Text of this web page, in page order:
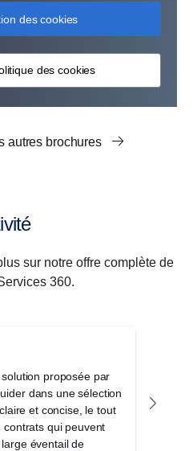
et le suivi de l'état de
dans les informations du
événements). Les
sont partagées selon la
minute.
des batteries dans les
Connaître
en temps et en distance,
vous permet de
déplacements.
des cookies
des cookies
autres brochures
sur notre offre complète de
360.
proposée par
dans une sélection
et concise, le tout
qui peuvent
éventail de